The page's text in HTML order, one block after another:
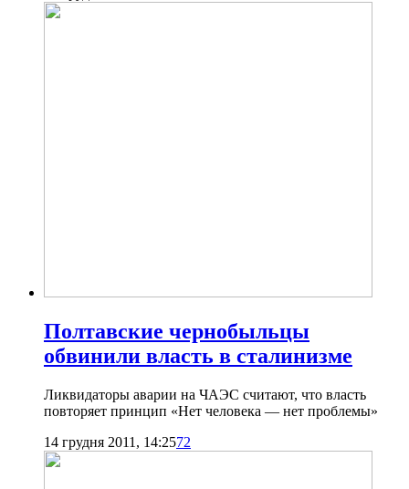
Полтавские чернобыльцы
обвинили власть в сталинизме
Ликвидаторы аварии на ЧАЭС считают, что власть
повторяет принцип «Нет человека — нет проблемы»
14 грудня 2011, 14:2572